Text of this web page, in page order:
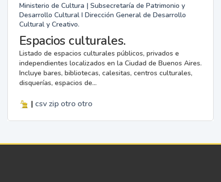
Ministerio de Cultura | Subsecretaría de Patrimonio y
Desarrollo Cultural I Dirección General de Desarrollo
Cultural y Creativo.
Espacios culturales.
Listado de espacios culturales públicos, privados e
independientes localizados en la Ciudad de Buenos Aires.
Incluye bares, bibliotecas, calesitas, centros culturales,
disquerías, espacios de...
| csv zip otro otro